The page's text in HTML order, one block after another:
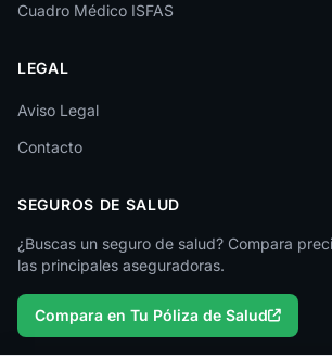
Málaga
Melilla
Murcia
Palencia
Pontevedra
Salamanca
Cuadro Médico ISFAS
LEGAL
Aviso Legal
Contacto
SEGUROS DE SALUD
¿Buscas un seguro de salud? Compara
las principales aseguradoras.
Compara en Tu Póliza de Salud